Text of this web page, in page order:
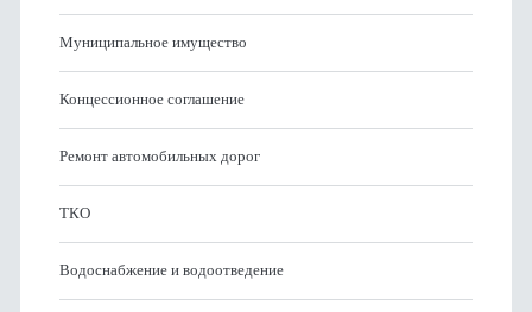
Муниципальное имущество
Концессионное соглашение
Ремонт автомобильных дорог
ТКО
Водоснабжение и водоотведение